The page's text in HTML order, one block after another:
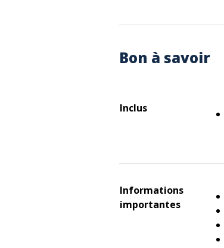
Bon à savoir
Inclus
Informations
importantes